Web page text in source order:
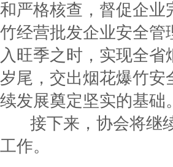
和严格核查，督促企业
竹经营批发企业安全管
入旺季之时，实现全
岁尾，交出烟花爆竹安
续发展奠定坚实的基础。
接下来，协会将继续
工作。